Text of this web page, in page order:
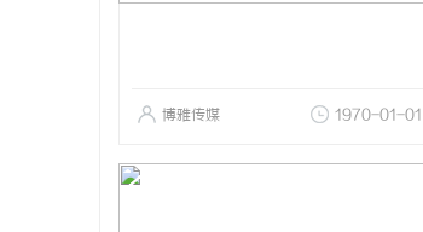
博雅传媒 1970-01-01